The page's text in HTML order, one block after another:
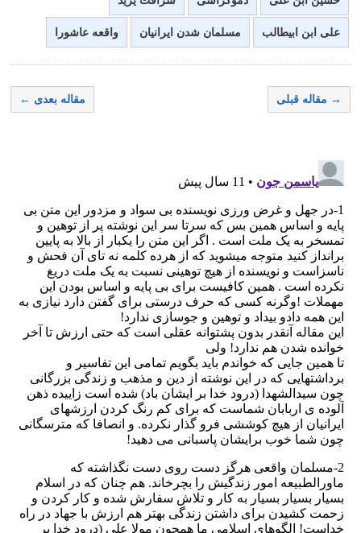
علی ابن ابیطالب مسلمان شدن ایرانیان واقعه عاشورا
→ مقاله قبلی مقاله بعدی ←